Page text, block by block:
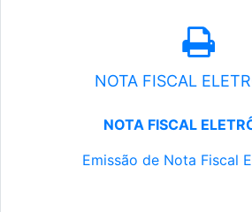
NOTA FISCAL
NOTA FISCAL
Emissão de Nota Fiscal